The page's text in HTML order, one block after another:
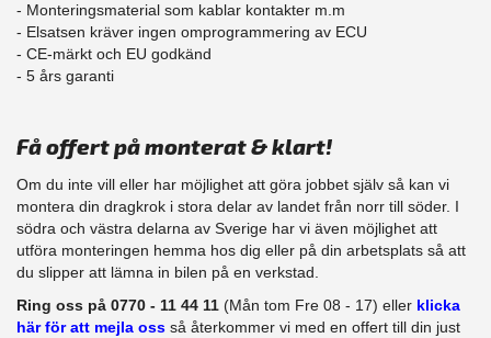
- Monteringsmaterial som kablar kontakter m.m
- Elsatsen kräver ingen omprogrammering av ECU
- CE-märkt och EU godkänd
​- 5 års garanti
Få offert på monterat & klart!
Om du inte vill eller har möjlighet att göra jobbet själv så kan vi
montera din dragkrok i stora delar av landet från norr till söder. I
södra och västra delarna av Sverige har vi även möjlighet att​
utföra monteringen hemma hos dig eller på din arbetsplats så att
du slipper att lämna in bilen på en verkstad.
Ring oss på 0770 - 11 44 11 (Mån tom Fre 08 - 17) eller klicka
här för att mejla oss så återkommer vi med en offert till din just